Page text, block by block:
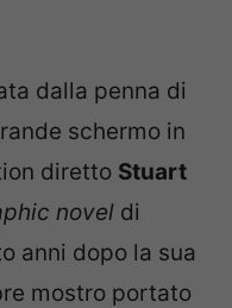
dalla penna di
schermo in
diretto Stuart
novel di
anni dopo la sua
mostro portato